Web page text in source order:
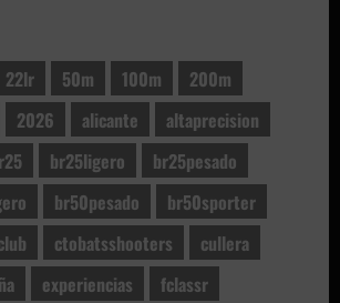
22lr 50m 100m
200m
2026 alicante
altaprecision
br25ligero
br25pesado
br50pesado
br50sporter
ctobatsshooters
cullera
experiencias
fclassr